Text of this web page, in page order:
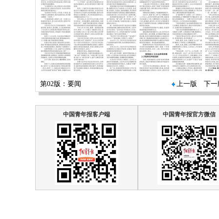
第02版：要闻 上一版 下一
中国青年报客户端 中国青年报官方微信